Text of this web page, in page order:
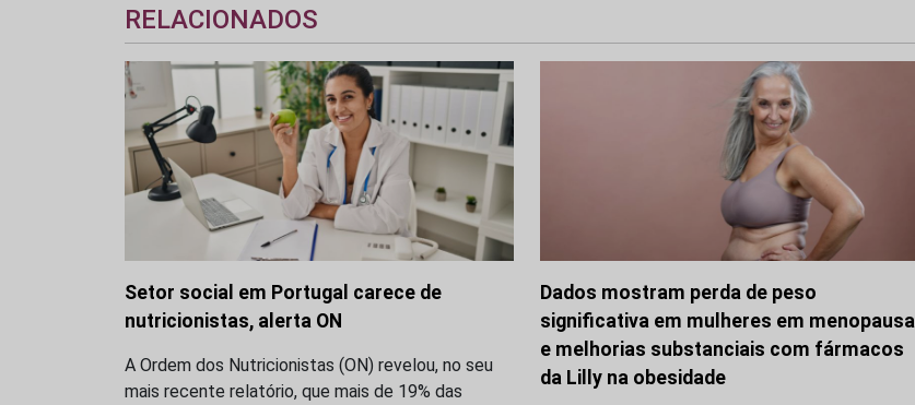
RELACIONADOS
Setor social em Portugal carece de
nutricionistas, alerta ON
A Ordem dos Nutricionistas (ON) revelou, no seu
mais recente relatório, que mais de 19% das
Dados mostram perda de peso
significativa em mulheres em menopausa
e melhorias substanciais com fármacos
da Lilly na obesidade